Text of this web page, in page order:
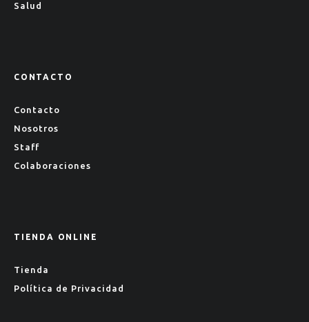
Salud
CONTACTO
Contacto
Nosotros
Staff
Colaboraciones
TIENDA ONLINE
Tienda
Política de Privacidad